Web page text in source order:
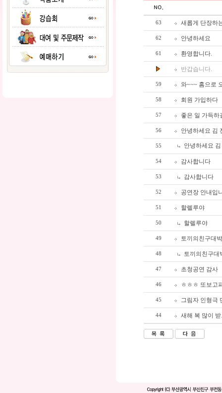
63 새롭게 단장하
62 안녕하세요
61 환영합니다.
반갑습니다.
59 와~~~ 홈으로
58 회원 가입하다
57 좋은 일 가득하
56 안녕하세요 김
55 안녕하세요
54 감사합니다
53 감사합니다
52 공연장 안내입
51 할렐루야
50 할렐루야
49 토끼의친구대박
48 토끼의친구대
47 초청공연 감사
46 ㅎㅎㅎ 또보고
45 그림자 인형극
44 새해 복 많이